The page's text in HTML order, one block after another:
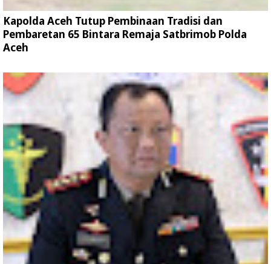
Kapolda Aceh Tutup Pembinaan Tradisi dan
Pembaretan 65 Bintara Remaja Satbrimob Polda
Aceh